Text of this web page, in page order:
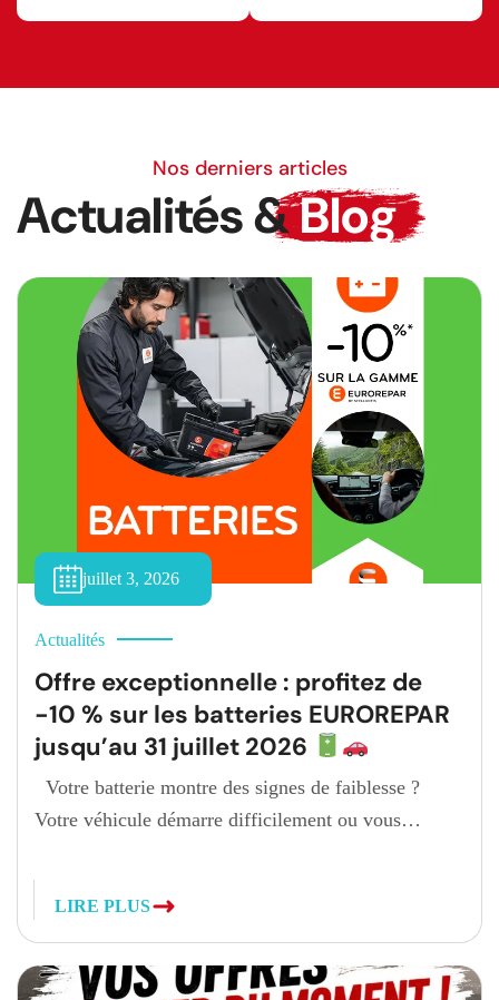
Nos derniers articles
Actualités &Blog
juillet 3, 2026
Actualités
Offre exceptionnelle : profitez de
-10 % sur les batteries EUROREPAR
jusqu’au 31 juillet 2026
Votre batterie montre des signes de faiblesse ?
Votre véhicule démarre difficilement ou vous
Jusqu’au 31 juillet 2026, notre garage participe à
l’opération nationale EUROREPAR Car Service et
vous fait bénéficier de -10 % sur les batteries
LIRE PLUS